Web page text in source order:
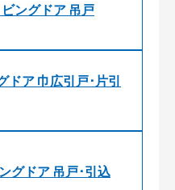
ングドア 吊戸
ア 巾広引戸･片引
グドア 吊戸･引込